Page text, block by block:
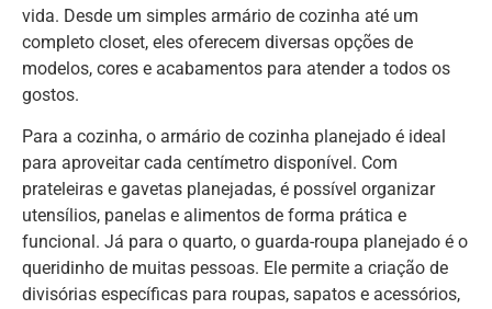
vida. Desde um simples armário de cozinha até um
completo closet, eles oferecem diversas opções de
modelos, cores e acabamentos para atender a todos os
gostos.
Para a cozinha, o armário de cozinha planejado é ideal
para aproveitar cada centímetro disponível. Com
prateleiras e gavetas planejadas, é possível organizar
utensílios, panelas e alimentos de forma prática e
funcional. Já para o quarto, o guarda-roupa planejado é o
queridinho de muitas pessoas. Ele permite a criação de
divisórias específicas para roupas, sapatos e acessórios,